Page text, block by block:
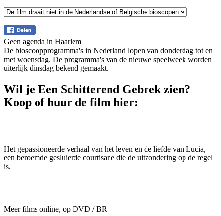
Geen agenda in Haarlem
De bioscoopprogramma's in Nederland lopen van donderdag tot en
met woensdag. De programma's van de nieuwe speelweek worden
uiterlijk dinsdag bekend gemaakt.
Wil je Een Schitterend Gebrek zien?
Koop of huur de film hier:
Het gepassioneerde verhaal van het leven en de liefde van Lucia,
een beroemde gesluierde courtisane die de uitzondering op de regel
is.
Meer films online, op DVD / BR